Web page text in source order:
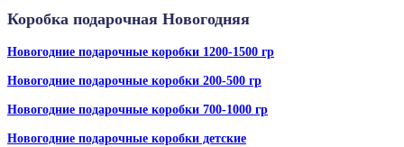
Коробка подарочная Новогодняя
Новогодние подарочные коробки 1200-1500 гр
Новогодние подарочные коробки 200-500 гр
Новогодние подарочные коробки 700-1000 гр
Новогодние подарочные коробки детские